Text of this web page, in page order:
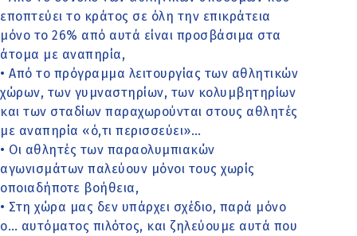
εποπτεύει το κράτος σε όλη την επικράτεια
μόνο το 26% από αυτά είναι προσβάσιμα στα
άτομα με αναπηρία,
• Από το πρόγραμμα λειτουργίας των αθλητικών
χώρων, των γυμναστηρίων, των κολυμβητηρίων
και των σταδίων παραχωρούνται στους αθλητές
με αναπηρία «ό,τι περισσεύει»…
• Οι αθλητές των παραολυμπιακών
αγωνισμάτων παλεύουν μόνοι τους χωρίς
οποιαδήποτε βοήθεια,
• Στη χώρα μας δεν υπάρχει σχέδιο, παρά μόνο
ο… αυτόματος πιλότος, και ζηλεύουμε αυτά που